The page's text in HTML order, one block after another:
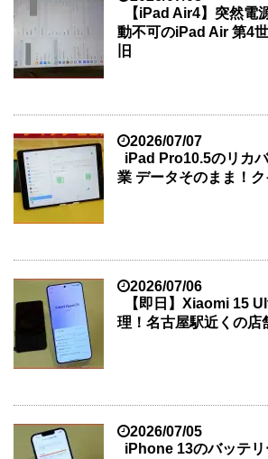
【iPad Air4】突然
動不可のiPad Air 第4
旧
2026/07/07
iPad Pro10.5のリカ
業 データそのまま！
2026/07/06
【即日】Xiaomi 15
理！名古屋駅近くの店
2026/07/05
iPhone 13のバッテ